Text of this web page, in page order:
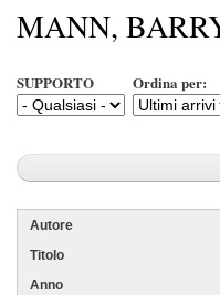
pane
MANN,
SUPPORTO Ordina per: